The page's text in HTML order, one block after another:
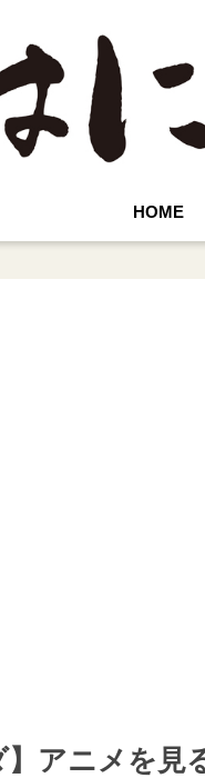
HOME
】アニメを